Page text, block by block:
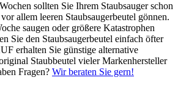
sollten Sie Ihrem Staubsauger schon
allem leeren Staubsaugerbeutel gönnen.
saugen oder größere Katastrophen
Sie den Staubsaugerbeutel einfach öfter
erhalten Sie günstige alternative
Staubbeutel vieler Markenhersteller
Fragen? Wir beraten Sie gern!